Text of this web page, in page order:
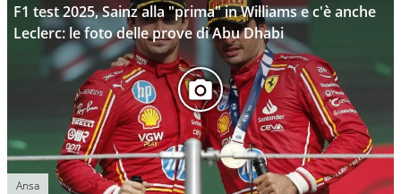
F1 test 2025, Sainz alla "prima" in Williams e c'è anche
Leclerc: le foto delle prove di Abu Dhabi
Ansa